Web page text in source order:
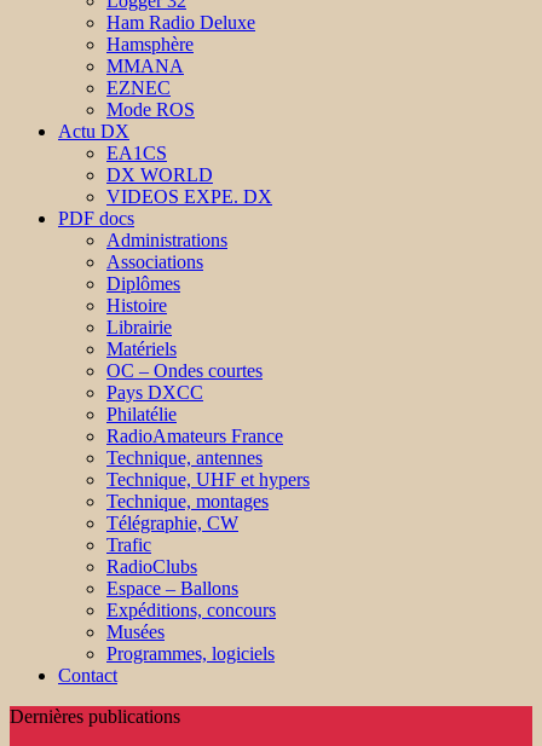
Ham Radio Deluxe
Hamsphère
MMANA
EZNEC
Mode ROS
Actu DX
EA1CS
DX WORLD
VIDEOS EXPE. DX
PDF docs
Administrations
Associations
Diplômes
Histoire
Librairie
Matériels
OC – Ondes courtes
Pays DXCC
Philatélie
RadioAmateurs France
Technique, antennes
Technique, UHF et hypers
Technique, montages
Télégraphie, CW
Trafic
RadioClubs
Espace – Ballons
Expéditions, concours
Musées
Programmes, logiciels
Contact
Dernières publications